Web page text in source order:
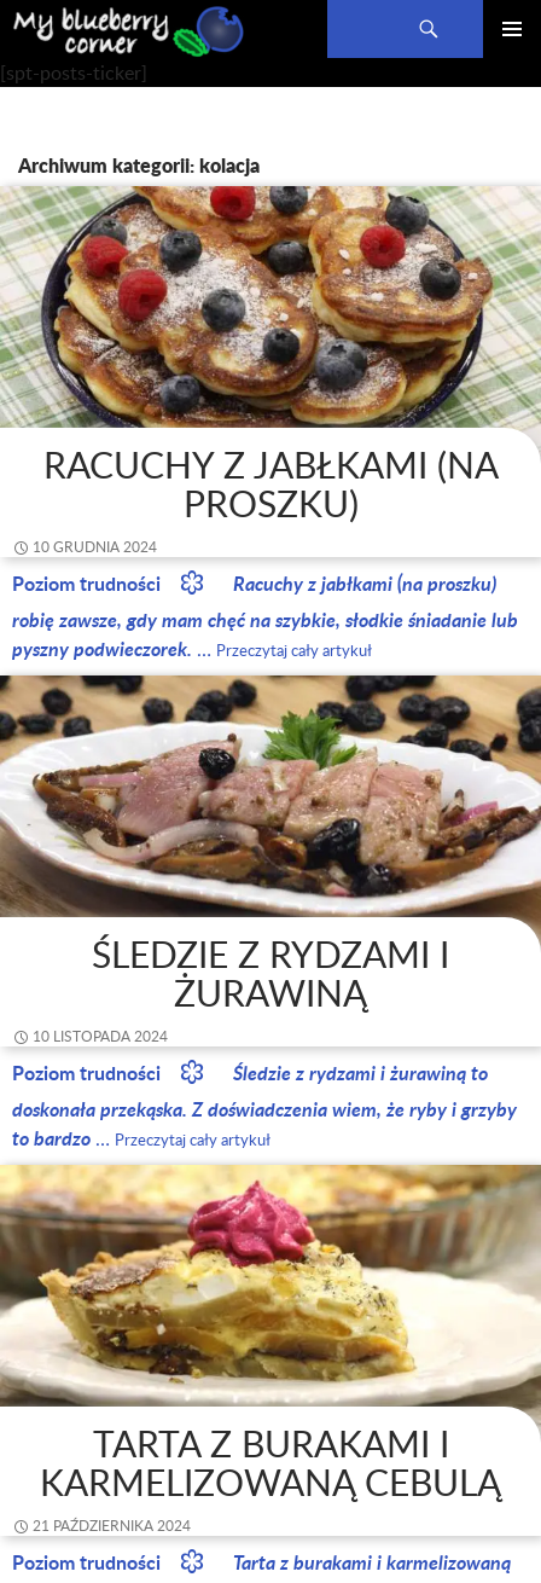
Szukaj
PRZEJDŹ
DO
[spt-posts-ticker]
Archiwum kategorii: kolacja
RACUCHY Z JABŁKAMI (NA
PROSZKU)
10 GRUDNIA 2024
Poziom trudności
Racuchy z jabłkami (na proszku)
robię zawsze, gdy mam chęć na szybkie, słodkie śniadanie lub
pyszny podwieczorek. … Przeczytaj cały artykuł
ŚLEDZIE Z RYDZAMI I
ŻURAWINĄ
10 LISTOPADA 2024
Poziom trudności
Śledzie z rydzami i żurawiną to
doskonała przekąska. Z doświadczenia wiem, że ryby i grzyby
to bardzo … Przeczytaj cały artykuł
TARTA Z BURAKAMI I
KARMELIZOWANĄ CEBULĄ
21 PAŹDZIERNIKA 2024
Poziom trudności
Tarta z burakami i karmelizowaną